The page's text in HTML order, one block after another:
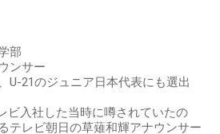
部
ンサー
U-21のジュニア日本代表にも選出
ビ入社した当時に噂されていたの
テレビ朝日の草薙和輝アナウンサー